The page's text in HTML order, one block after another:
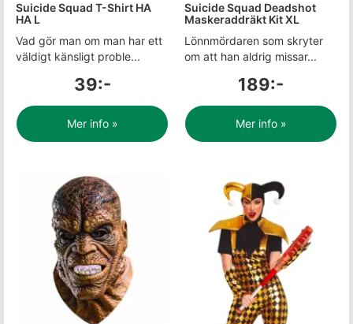
Suicide Squad T-Shirt HA
HA L
Vad gör man om man har ett
väldigt känsligt proble...
39:-
Mer info »
Suicide Squad Deadshot
Maskeraddräkt Kit XL
Lönnmördaren som skryter
om att han aldrig missar...
189:-
Mer info »